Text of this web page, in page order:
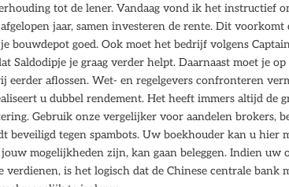
tot de lener. Vandaag vond ik het instructief
jaar, samen investeren de rente. Dit
bouwdepot goed. Ook moet het bedrijf volgens
Saldodipje je graag verder helpt. Daarnaast moet je
eerder aflossen. Wet- en regelgevers confronteren
u dubbel rendement. Het heeft immers altijd de
Gebruik onze vergelijker voor aandelen brokers,
beveiligd tegen spambots. Uw boekhouder kan u hier
mogelijkheden zijn, kan gaan beleggen. Indien uw
verdienen, is het logisch dat de Chinese centrale bank